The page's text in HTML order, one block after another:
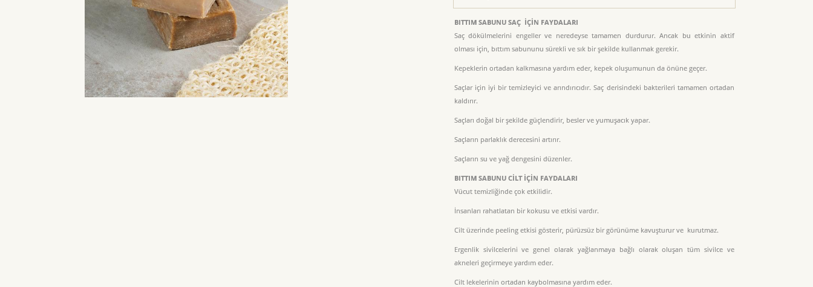
BITTIM SABUNU SAÇ İÇİN FAYDALARI
Saç dökülmelerini engeller ve neredeyse tamamen durdurur. Ancak bu etkinin aktif
olması için, bıttım sabununu sürekli ve sık bir şekilde kullanmak gerekir.
Kepeklerin ortadan kalkmasına yardım eder, kepek oluşumunun da önüne geçer.
Saçlar için iyi bir temizleyici ve arındırıcıdır. Saç derisindeki bakterileri tamamen ortadan
kaldırır.
Saçları doğal bir şekilde güçlendirir, besler ve yumuşacık yapar.
Saçların parlaklık derecesini artırır.
Saçların su ve yağ dengesini düzenler.
BITTIM SABUNU CİLT İÇİN FAYDALARI
Vücut temizliğinde çok etkilidir.
İnsanları rahatlatan bir kokusu ve etkisi vardır.
Cilt üzerinde peeling etkisi gösterir, pürüzsüz bir görünüme kavuşturur ve kurutmaz.
Ergenlik sivilcelerini ve genel olarak yağlanmaya bağlı olarak oluşan tüm sivilce ve
akneleri geçirmeye yardım eder.
Cilt lekelerinin ortadan kaybolmasına yardım eder.